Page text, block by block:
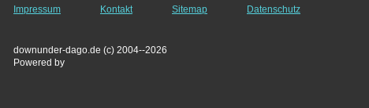
Impressum Kontakt Sitemap Datenschutz
downunder-dago.de (c) 2004--2026
Powered by